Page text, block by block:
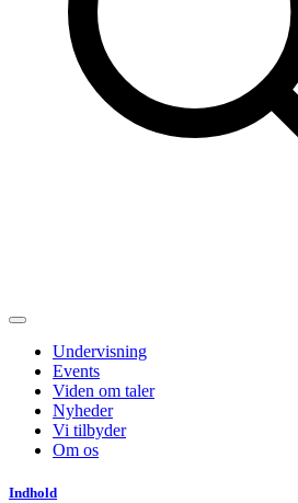
Undervisning
Events
Viden om taler
Nyheder
Vi tilbyder
Om os
Indhold